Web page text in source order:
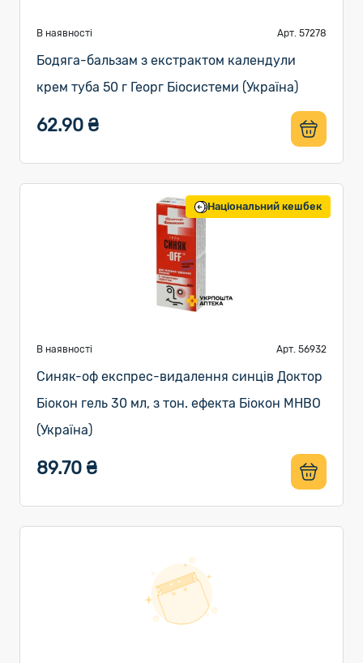
В наявності Арт. 57278
Бодяга-бальзам з екстрактом календули
крем туба 50 г Георг Біосистеми (Україна)
62.90 ₴
Національний кешбек
В наявності Арт. 56932
Синяк-оф експрес-видалення синців Доктор
Біокон гель 30 мл, з тон. ефекта Біокон МНВО
(Україна)
89.70 ₴